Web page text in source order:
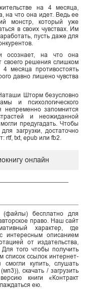
на 4 месяца,
на что она идет. Ведь ее
монстр, который уже
в своих чувствах. Им
пусть даже для
осознает, на что она
своего решения слишком
месяца противостоять
давно лишено чувства
Шторм безусловно
и психологического
непременно запомнится
и неожиданной
предугадать. Чтобы
загрузки, достаточно
rtf, txt, epub или fb2.
онлайн
бесплатно для
право. Наш сайт
характер, где
интересным описанием
от издательства,
того чтобы получить
список ссылок интернет-
купить, слушать
скачать / загрузить
книги «Контракт
ею.